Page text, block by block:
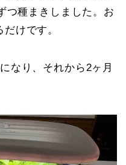
つ種まきしました。お
けです。
なり、それから2ヶ月